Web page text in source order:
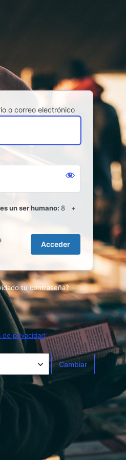
o correo electrónico
un ser humano: 8 +
tu contraseña?
de privacidad